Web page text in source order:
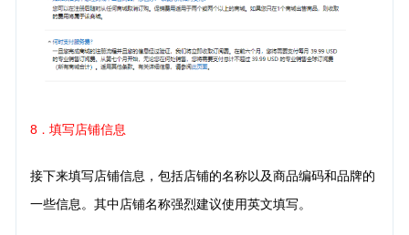
8 ． 填写店铺信息
接下来填写店铺信息，包括店铺的名称以及商品编码和品牌的
一些信息。其中店铺名称强烈建议使用英文填写。